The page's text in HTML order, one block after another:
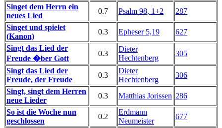
Singet dem Herrn ein
neues Lied
0.7 Psalm 98, 1+2
287
Singet und spielet
(Kanon)
0.3 Epheser 5,19
627
Singt das Lied der
Freude �ber Gott
0.3
Dieter
Hechtenberg
305
Singt das Lied der
Freude, der Freude
0.3
Dieter
Hechtenberg
306
Singt, singt dem Herren
neue Lieder
0.3 Matthias Jorissen 286
So ist die Woche nun
geschlossen
0.2
Erdmann
Neumeister
677